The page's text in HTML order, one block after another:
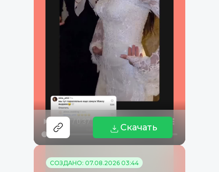
Скачать
СОЗДАНО: 07.08.2026 03:44